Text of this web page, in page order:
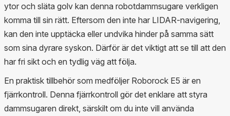
ytor och släta golv kan denna robotdammsugare verkligen
komma till sin rätt. Eftersom den inte har LIDAR-navigering,
kan den inte upptäcka eller undvika hinder på samma sätt
som sina dyrare syskon. Därför är det viktigt att se till att den
har fri sikt och en tydlig väg att följa.
En praktisk tillbehör som medföljer Roborock E5 är en
fjärrkontroll. Denna fjärrkontroll gör det enklare att styra
dammsugaren direkt, särskilt om du inte vill använda